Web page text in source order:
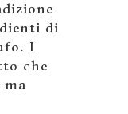
di
I
che
ma